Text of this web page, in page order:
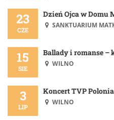
23
CZE
Dzień Ojca w Domu
SANKTUARIUM
15
SIE
Ballady i romanse –
WILNO
3
LIP
Koncert TVP
WILNO